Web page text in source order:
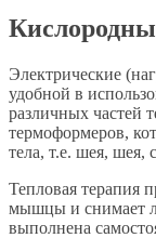
Электрические
удобной в
различных частей
термоформеров,
тела, т.е. шея, шея,
Тепловая терапия
мышцы и снимает
выполнена